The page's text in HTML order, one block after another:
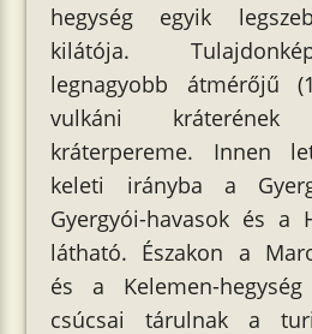
hegység egyik
kilátója.
legnagyobb átmérőjű
vulkáni
kráterpereme. Innen
keleti irányba a
Gyergyói-havasok és a
látható. Északon a
és a Kelemen-
csúcsai tárulnak a